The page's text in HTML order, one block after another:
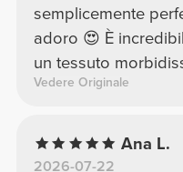
semplicemente
adoro 😍 È
un tessuto
Vedere Originale
Ana L.
2026-07-22